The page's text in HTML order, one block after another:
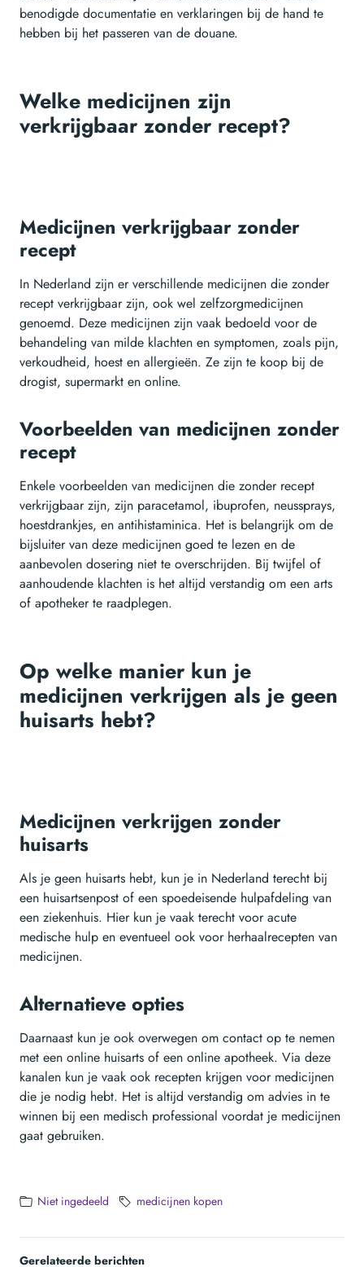
benodigde documentatie en verklaringen bij de hand te
hebben bij het passeren van de douane.
Welke medicijnen zijn
verkrijgbaar zonder recept?
Medicijnen verkrijgbaar zonder
recept
In Nederland zijn er verschillende medicijnen die zonder
recept verkrijgbaar zijn, ook wel zelfzorgmedicijnen
genoemd. Deze medicijnen zijn vaak bedoeld voor de
behandeling van milde klachten en symptomen, zoals pijn,
verkoudheid, hoest en allergieën. Ze zijn te koop bij de
drogist, supermarkt en online.
Voorbeelden van medicijnen zonder
recept
Enkele voorbeelden van medicijnen die zonder recept
verkrijgbaar zijn, zijn paracetamol, ibuprofen, neussprays,
hoestdrankjes, en antihistaminica. Het is belangrijk om de
bijsluiter van deze medicijnen goed te lezen en de
aanbevolen dosering niet te overschrijden. Bij twijfel of
aanhoudende klachten is het altijd verstandig om een arts
of apotheker te raadplegen.
Op welke manier kun je
medicijnen verkrijgen als je geen
huisarts hebt?
Medicijnen verkrijgen zonder
huisarts
Als je geen huisarts hebt, kun je in Nederland terecht bij
een huisartsenpost of een spoedeisende hulpafdeling van
een ziekenhuis. Hier kun je vaak terecht voor acute
medische hulp en eventueel ook voor herhaalrecepten van
medicijnen.
Alternatieve opties
Daarnaast kun je ook overwegen om contact op te nemen
met een online huisarts of een online apotheek. Via deze
kanalen kun je vaak ook recepten krijgen voor medicijnen
die je nodig hebt. Het is altijd verstandig om advies in te
winnen bij een medisch professional voordat je medicijnen
gaat gebruiken.
Niet ingedeeld medicijnen kopen
Gerelateerde berichten